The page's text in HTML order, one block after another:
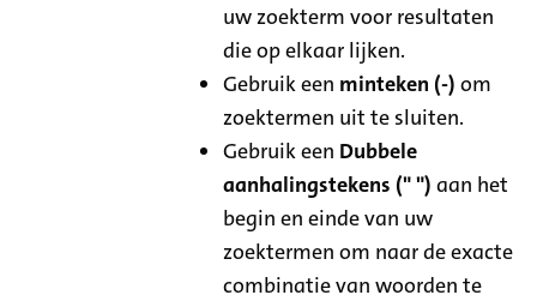
uw zoekterm voor resultaten
die op elkaar lijken.
Gebruik een minteken (-) om
zoektermen uit te sluiten.
Gebruik een Dubbele
aanhalingstekens (" ") aan het
begin en einde van uw
zoektermen om naar de exacte
combinatie van woorden te